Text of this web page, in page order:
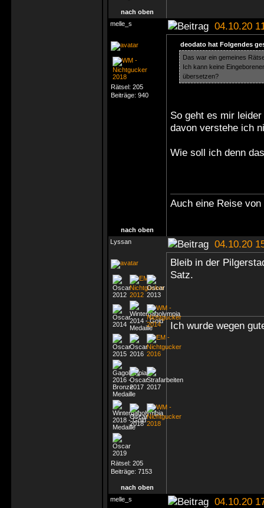
nach oben
melle_s
04.10.20
Rätsel: 205
Beiträge: 940
deodato hat Folgendes
Das war ein gemeines
Ich kann keine
übersetzen?
So geht es mir
davon verstehe ich
Wie soll ich denn
Auch eine Reise
nach oben
Lyssan
04.10.20
Rätsel: 205
Beiträge: 7153
Bleib in der
Satz.
Ich wurde wegen
nach oben
melle_s
04.10.20